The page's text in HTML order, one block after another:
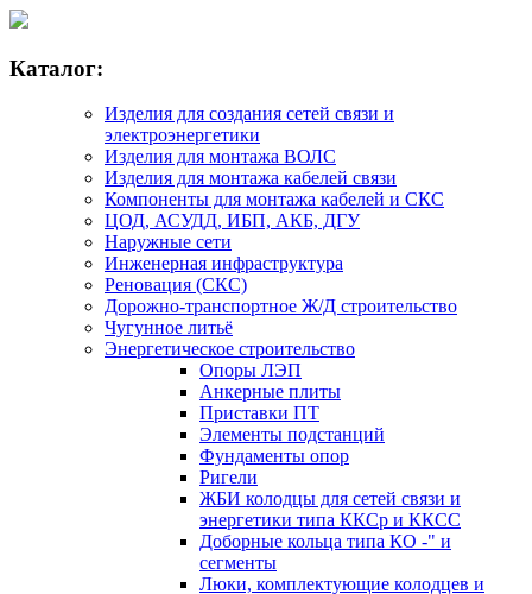
Каталог:
Изделия для создания сетей связи и
электроэнергетики
Изделия для монтажа ВОЛС
Изделия для монтажа кабелей связи
Компоненты для монтажа кабелей и СКС
ЦОД, АСУДД, ИБП, АКБ, ДГУ
Наружные сети
Инженерная инфраструктура
Реновация (СКС)
Дорожно-транспортное Ж/Д строительство
Чугунное литьё
Энергетическое строительство
Опоры ЛЭП
Анкерные плиты
Приставки ПТ
Элементы подстанций
Фундаменты опор
Ригели
ЖБИ колодцы для сетей связи и
энергетики типа ККСр и ККСС
Доборные кольца типа КО -" и
сегменты
Люки, комплектующие колодцев и